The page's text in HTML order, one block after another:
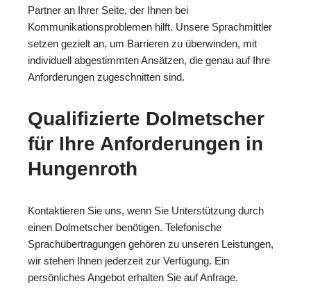
Partner an Ihrer Seite, der Ihnen bei
Kommunikationsproblemen hilft. Unsere Sprachmittler
setzen gezielt an, um Barrieren zu überwinden, mit
individuell abgestimmten Ansätzen, die genau auf Ihre
Anforderungen zugeschnitten sind.
Qualifizierte Dolmetscher
für Ihre Anforderungen in
Hungenroth
Kontaktieren Sie uns, wenn Sie Unterstützung durch
einen Dolmetscher benötigen. Telefonische
Sprachübertragungen gehören zu unseren Leistungen,
wir stehen Ihnen jederzeit zur Verfügung. Ein
persönliches Angebot erhalten Sie auf Anfrage.